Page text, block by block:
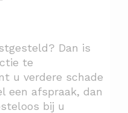
Dan is
te
u verdere schade
een afspraak, dan
bij u